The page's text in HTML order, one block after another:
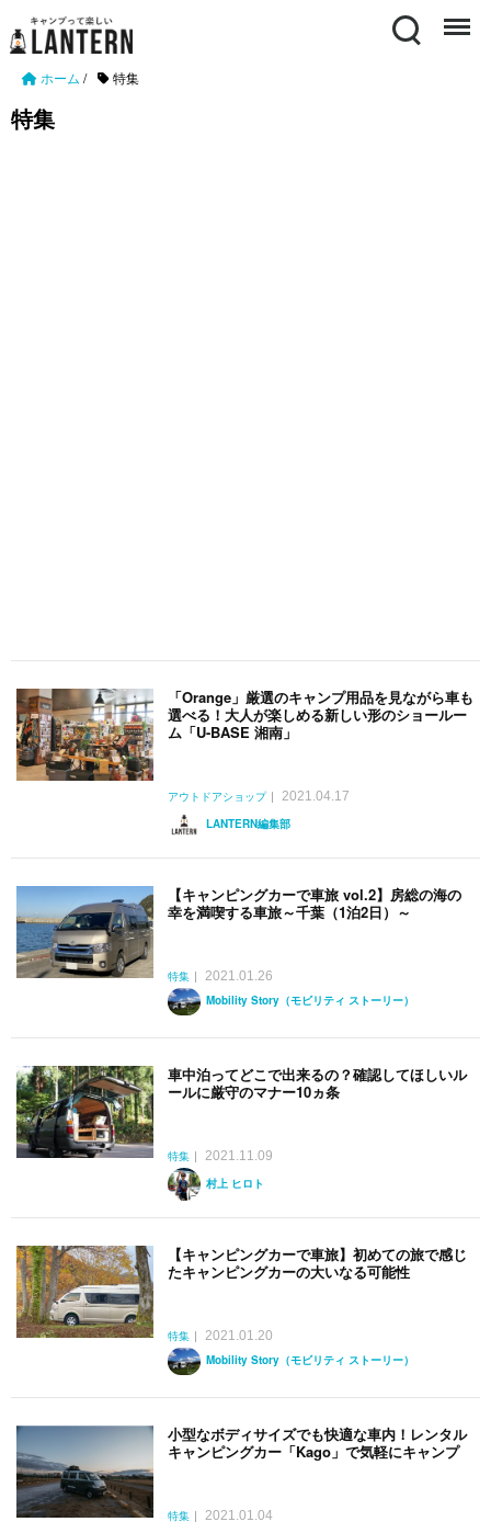
Search Menu
ホーム / 特集
特集
「Orange」厳選のキャンプ用品を見ながら車も
選べる！大人が楽しめる新しい形のショールー
ム「U-BASE 湘南」
アウトドアショップ
2021.04.17
LANTERN編集部
【キャンピングカーで車旅 vol.2】房総の海の
幸を満喫する車旅～千葉（1泊2日）～
特集
2021.01.26
Mobility Story（モビリティ ストーリー）
車中泊ってどこで出来るの？確認してほしいル
ールに厳守のマナー10ヵ条
特集
2021.11.09
村上 ヒロト
【キャンピングカーで車旅】初めての旅で感じ
たキャンピングカーの大いなる可能性
特集
2021.01.20
Mobility Story（モビリティ ストーリー）
小型なボディサイズでも快適な車内！レンタル
キャンピングカー「Kago」で気軽にキャンプ
特集
2021.01.04